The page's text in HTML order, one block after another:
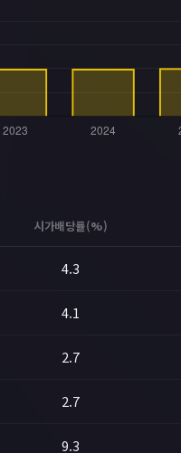
시가배당률(%)
4.3
4.1
2.7
2.7
9.3